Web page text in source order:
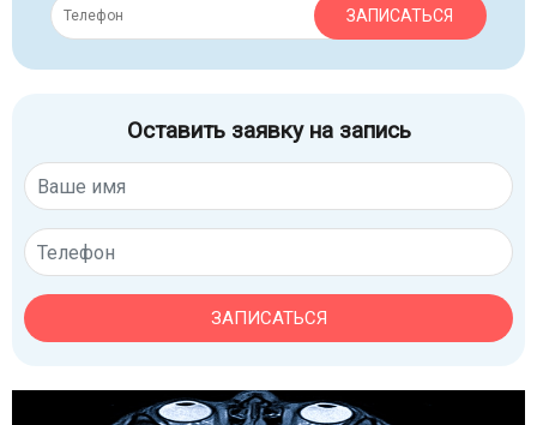
ЗАПИСАТЬСЯ
Оставить заявку на запись
ЗАПИСАТЬСЯ